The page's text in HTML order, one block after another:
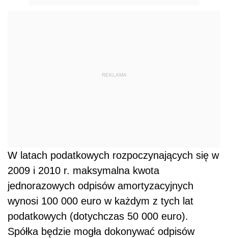
REKLAMA
W latach podatkowych rozpoczynających się w
2009 i 2010 r. maksymalna kwota
jednorazowych odpisów amortyzacyjnych
wynosi 100 000 euro w każdym z tych lat
podatkowych (dotychczas 50 000 euro).
Spółka będzie mogła dokonywać odpisów